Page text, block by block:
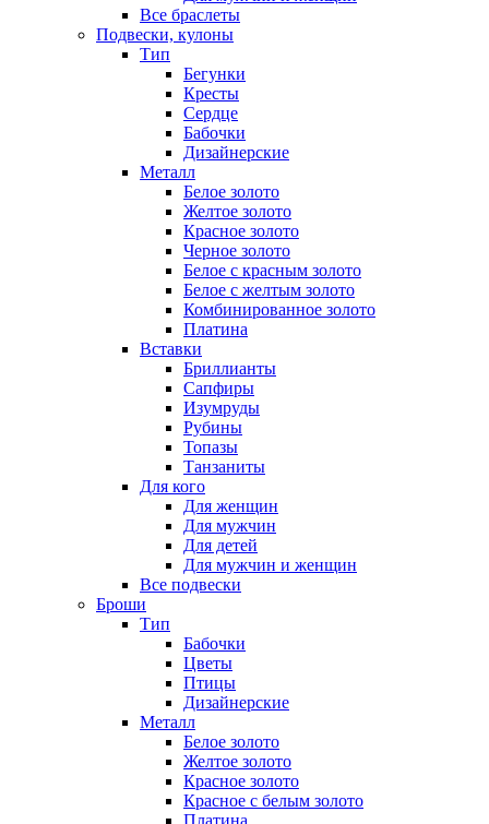
Все браслеты
Подвески, кулоны
Тип
Бегунки
Кресты
Сердце
Бабочки
Дизайнерские
Металл
Белое золото
Желтое золото
Красное золото
Черное золото
Белое с красным золото
Белое с желтым золото
Комбинированное золото
Платина
Вставки
Бриллианты
Сапфиры
Изумруды
Рубины
Топазы
Танзаниты
Для кого
Для женщин
Для мужчин
Для детей
Для мужчин и женщин
Все подвески
Броши
Тип
Бабочки
Цветы
Птицы
Дизайнерские
Металл
Белое золото
Желтое золото
Красное золото
Красное с белым золото
Платина